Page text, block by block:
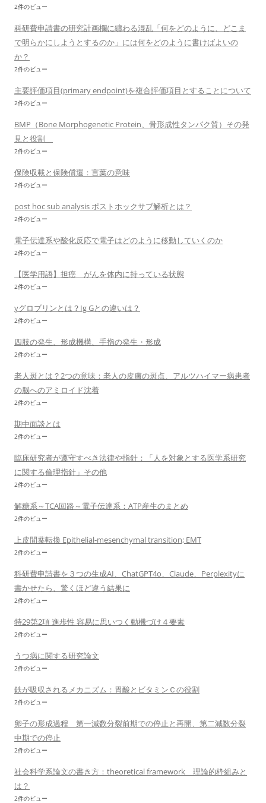
2件のビュー
科研費申請書の研究計画欄に纏わる混乱「何をどのように、どこま
で明らかにしようとするのか」には何をどのように書けばよいの
か？
2件のビュー
主要評価項目(primary endpoint)を複合評価項目とすることについて
2件のビュー
BMP（Bone Morphogenetic Protein、骨形成性タンパク質）その発
見と役割
2件のビュー
保険収載と保険償還：言葉の意味
2件のビュー
post hoc sub analysis ポストホックサブ解析とは？
2件のビュー
電子伝達系や酸化反応で電子はどのように移動していくのか
2件のビュー
【医学用語】担癌 がんを体内に持っている状態
2件のビュー
γグロブリンとは？Ig Gとの違いは？
2件のビュー
四肢の発生、形成機構、手指の発生・形成
2件のビュー
老人斑とは？2つの意味：老人の皮膚の斑点、アルツハイマー病患者
の脳へのアミロイド沈着
2件のビュー
期中面談とは
2件のビュー
臨床研究者が遵守すべき法律や指針：「人を対象とする医学系研究
に関する倫理指針」その他
2件のビュー
解糖系～TCA回路～電子伝達系：ATP産生のまとめ
2件のビュー
上皮間葉転換 Epithelial-mesenchymal transition; EMT
2件のビュー
科研費申請書を３つの生成AI、ChatGPT4o、Claude、Perplexityに
書かせたら、驚くほど違う結果に
2件のビュー
特29第2項 進歩性 容易に思いつく動機づけ４要素
2件のビュー
うつ病に関する研究論文
2件のビュー
鉄が吸収されるメカニズム：胃酸とビタミンＣの役割
2件のビュー
卵子の形成過程 第一減数分裂前期での停止と再開、第二減数分裂
中期での停止
2件のビュー
社会科学系論文の書き方：theoretical framework 理論的枠組みと
は？
2件のビュー